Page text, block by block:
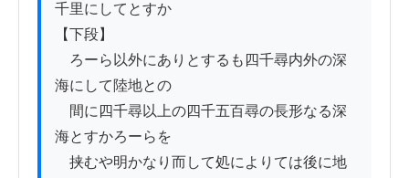
千里にしてとすか
【下段】
ろーら以外にありとするも四千尋内外の深
海にして陸地との
間に四千尋以上の四千五百尋の長形なる深
海とすかろーらを
挟むや明かなり而して処によりては後に地